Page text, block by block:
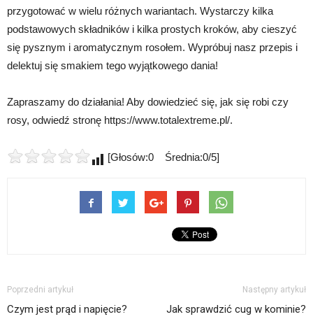
przygotować w wielu różnych wariantach. Wystarczy kilka
podstawowych składników i kilka prostych kroków, aby cieszyć
się pysznym i aromatycznym rosołem. Wypróbuj nasz przepis i
delektuj się smakiem tego wyjątkowego dania!
Zapraszamy do działania! Aby dowiedzieć się, jak się robi czy
rosy, odwiedź stronę https://www.totalextreme.pl/.
[Głosów:0 Średnia:0/5]
Poprzedni artykuł
Czym jest prąd i napięcie?
Następny artykuł
Jak sprawdzić cug w kominie?